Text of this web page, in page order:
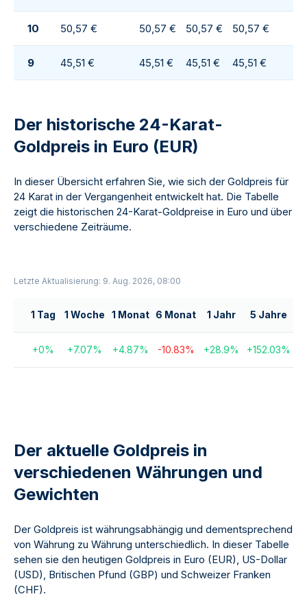
10 50,57 € 50,57 € 50,57 € 50,57 €
9 45,51 € 45,51 € 45,51 € 45,51 €
Der historische 24-Karat-
Goldpreis in Euro (EUR)
In dieser Übersicht erfahren Sie, wie sich der Goldpreis für
24 Karat in der Vergangenheit entwickelt hat. Die Tabelle
zeigt die historischen 24-Karat-Goldpreise in Euro und über
verschiedene Zeiträume.
Letzte Aktualisierung: 9. Aug. 2026, 08:00
1 Tag 1 Woche 1 Monat 6 Monat 1 Jahr 5 Jahre
+0% +7.07% +4.87% -10.83% +28.9% +152.03%
Der aktuelle Goldpreis in
verschiedenen Währungen und
Gewichten
Der Goldpreis ist währungsabhängig und dementsprechend
von Währung zu Währung unterschiedlich. In dieser Tabelle
sehen sie den heutigen Goldpreis in Euro (EUR), US-Dollar
(USD), Britischen Pfund (GBP) und Schweizer Franken
(CHF).